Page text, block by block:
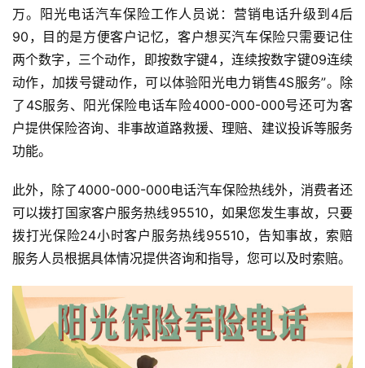
万。阳光电话汽车保险工作人员说：营销电话升级到4后
90，目的是方便客户记忆，客户想买汽车保险只需要记住
两个数字，三个动作，即按数字键4，连续按数字键09连续
动作，加拨号键动作，可以体验阳光电力销售4S服务”。除
了4S服务、阳光保险电话车险4000-000-000号还可为客
户提供保险咨询、非事故道路救援、理赔、建议投诉等服务
功能。
此外，除了4000-000-000电话汽车保险热线外，消费者还
可以拨打国家客户服务热线95510，如果您发生事故，只要
拨打光保险24小时客户服务热线95510，告知事故，索赔
服务人员根据具体情况提供咨询和指导，您可以及时索赔。